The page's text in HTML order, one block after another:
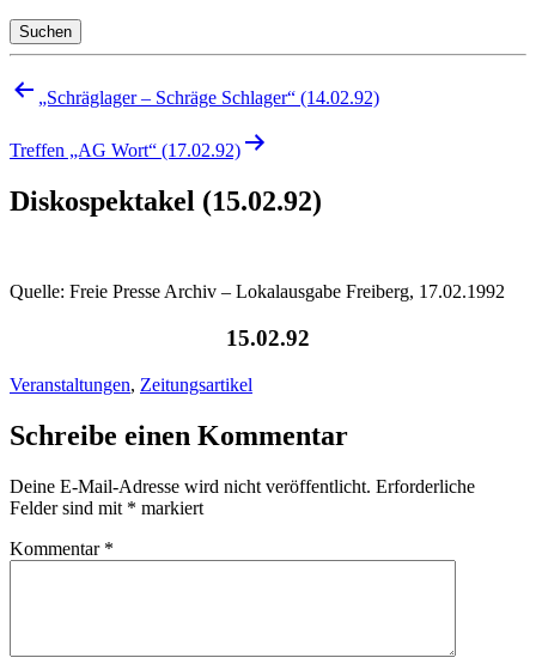
Suchen
Beitragsnavigation
„Schräglager – Schräge Schlager“ (14.02.92)
Treffen „AG Wort“ (17.02.92)
Diskospektakel (15.02.92)
Quelle: Freie Presse Archiv – Lokalausgabe Freiberg, 17.02.1992
15.02.92
Veranstaltungen, Zeitungsartikel
Schreibe einen Kommentar
Deine E-Mail-Adresse wird nicht veröffentlicht. Erforderliche
Felder sind mit * markiert
Kommentar *